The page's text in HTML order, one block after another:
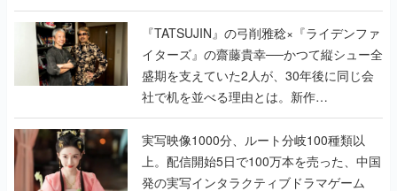
で作り込まれた理由を両ディレクターに聞
く
『TATSUJIN』の弓削雅稔×『ライデンファ
イターズ』の齋藤貴幸──かつて縦シュー全
盛期を支えていた2人が、30年後に同じ会
社で机を並べる理由とは。新作
『TATSUJIN EXTREME』で初タッグを組
んだレジェンド2人に訊く開発秘話
実写映像1000分、ルート分岐100種類以
上。配信開始5日で100万本を売った、中国
発の実写インタラクティブドラマゲーム